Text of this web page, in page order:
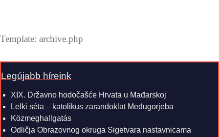
Template: archive.php
Legújabb híreink
XIX. Državno hodočašće Hrvata u Mađarskoj
Lelki séta – katolikus zarandoklat Međugorjeba
Közmeghallgatás
Odličja Obrazovnog okruga Sigetvara nastavnicama